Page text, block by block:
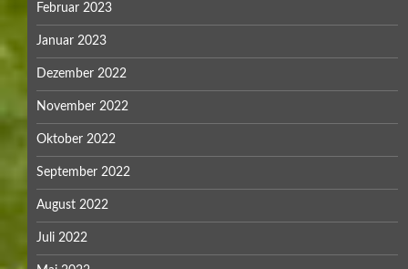
Februar 2023
Januar 2023
Dezember 2022
November 2022
Oktober 2022
September 2022
August 2022
Juli 2022